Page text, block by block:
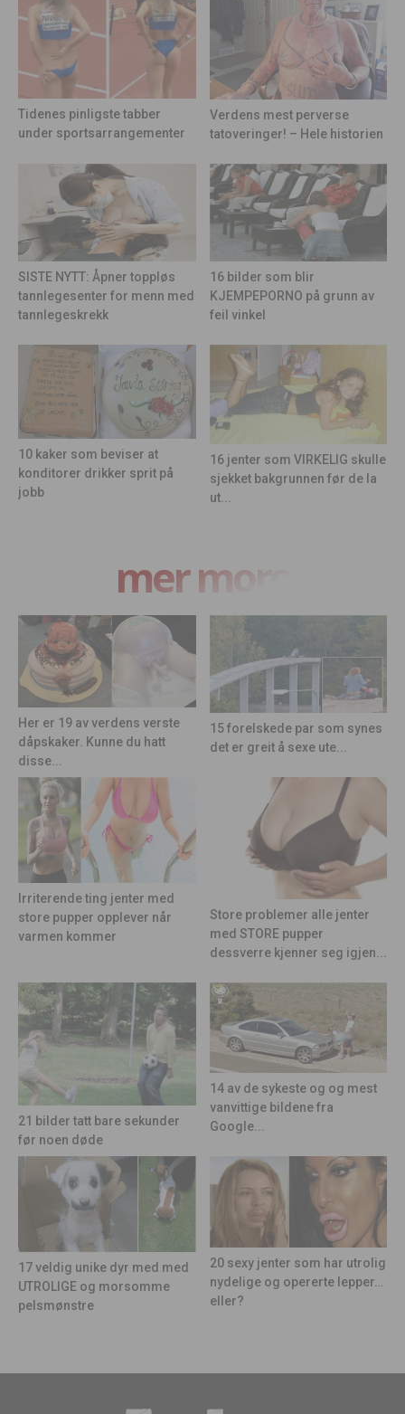
Tidenes pinligste tabber
under sportsarrangementer
Verdens mest perverse
tatoveringer! – Hele historien
SISTE NYTT: Åpner toppløs
tannlegesenter for menn med
tannlegeskrekk
16 bilder som blir
KJEMPEPORNO på grunn av
feil vinkel
10 kaker som beviser at
konditorer drikker sprit på
jobb
16 jenter som VIRKELIG skulle
sjekket bakgrunnen før de la
ut...
mer moro
Her er 19 av verdens verste
dåpskaker. Kunne du hatt
disse...
15 forelskede par som synes
det er greit å sexe ute...
Irriterende ting jenter med
store pupper opplever når
varmen kommer
Store problemer alle jenter
med STORE pupper
dessverre kjenner seg igjen...
21 bilder tatt bare sekunder
før noen døde
14 av de sykeste og og mest
vanvittige bildene fra
Google...
17 veldig unike dyr med med
UTROLIGE og morsomme
pelsmønstre
20 sexy jenter som har utrolig
nydelige og opererte lepper…
eller?